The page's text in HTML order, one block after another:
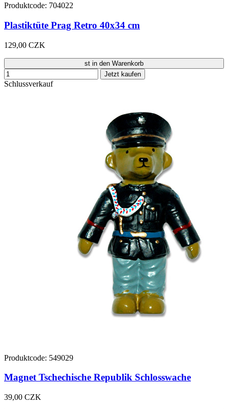
Produktcode: 704022
Plastiktüte Prag Retro 40x34 cm
129,00 CZK
st in den Warenkorb
Jetzt kaufen
Schlussverkauf
Produktcode: 549029
Magnet Tschechische Republik Schlosswache
39,00 CZK